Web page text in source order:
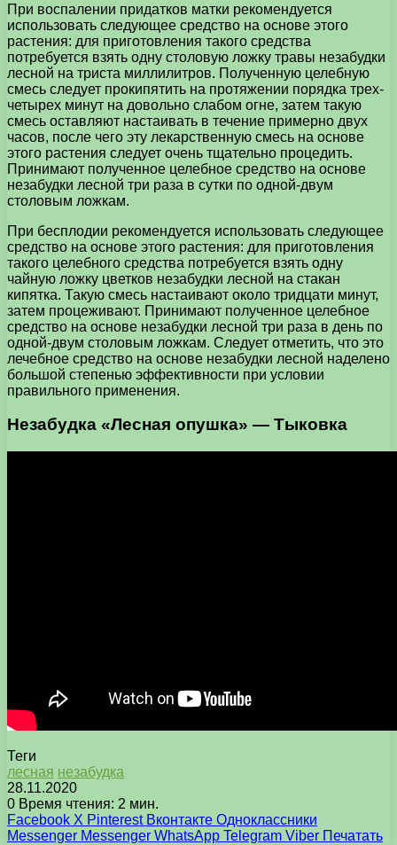
При воспалении придатков матки рекомендуется
использовать следующее средство на основе этого
растения: для приготовления такого средства
потребуется взять одну столовую ложку травы незабудки
лесной на триста миллилитров. Полученную целебную
смесь следует прокипятить на протяжении порядка трех-
четырех минут на довольно слабом огне, затем такую
смесь оставляют настаивать в течение примерно двух
часов, после чего эту лекарственную смесь на основе
этого растения следует очень тщательно процедить.
Принимают полученное целебное средство на основе
незабудки лесной три раза в сутки по одной-двум
столовым ложкам.
При бесплодии рекомендуется использовать следующее
средство на основе этого растения: для приготовления
такого целебного средства потребуется взять одну
чайную ложку цветков незабудки лесной на стакан
кипятка. Такую смесь настаивают около тридцати минут,
затем процеживают. Принимают полученное целебное
средство на основе незабудки лесной три раза в день по
одной-двум столовым ложкам. Следует отметить, что это
лечебное средство на основе незабудки лесной наделено
большой степенью эффективности при условии
правильного применения.
Незабудка «Лесная опушка» — Тыковка
Теги
лесная незабудка
28.11.2020
0 Время чтения: 2 мин.
Facebook X Pinterest Вконтакте Одноклассники
Messenger Messenger WhatsApp Telegram Viber Печатать